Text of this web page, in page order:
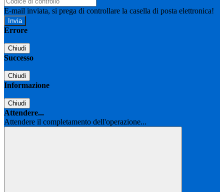
E-mail inviata, si prega di controllare la casella di posta elettronica!
Errore
Chiudi
Successo
Chiudi
Informazione
Chiudi
Attendere...
Attendere il completamento dell'operazione...